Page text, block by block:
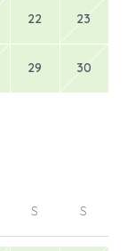
22 23
29 30
S S